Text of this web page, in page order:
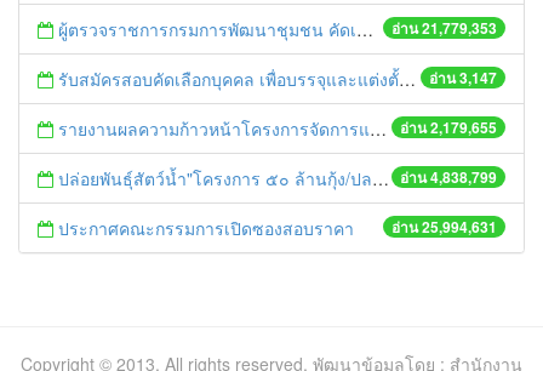
อ่าน 21,779,353
ผู้ตรวจราชการกรมการพัฒนาชุมชน คัดเลือกข้าราชการและลูกจ้างดีเด่น และหน่วยงานพัฒนาชุมชนใสสะอาด ประจำปี ๒๕๕๔
อ่าน 3,147
รับสมัครสอบคัดเลือกบุคคล เพื่อบรรจุและแต่งตั้งเป็นลูกจ้างสมทบ
อ่าน 2,179,655
รายงานผลความก้าวหน้าโครงการจัดการแก้ไขปัญหาขยะ สัปดาห์ที่ 9/2558
อ่าน 4,838,799
ปล่อยพันธุ์สัตว์น้ำ"โครงการ ๕๐ ล้านกุ้ง/ปลา ฟื้นชีวิตใหม่ให้เจ้าพระยา
อ่าน 25,994,631
ประกาศคณะกรรมการเปิดซองสอบราคา
Copyright © 2013. All rights reserved. พัฒนาข้อมูลโดย : สำนักงาน